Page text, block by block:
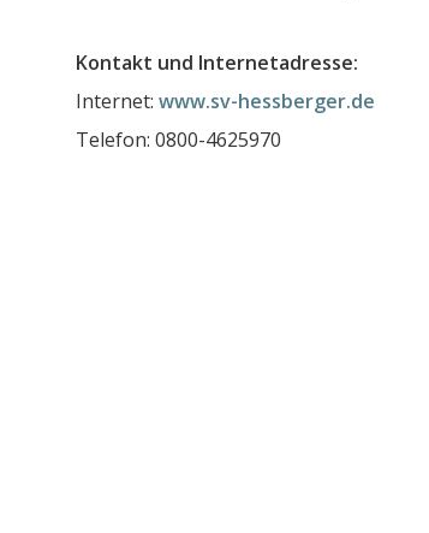
Kontakt und Internetadresse:
Internet: www.sv-hessberger.de
Telefon: 0800-4625970